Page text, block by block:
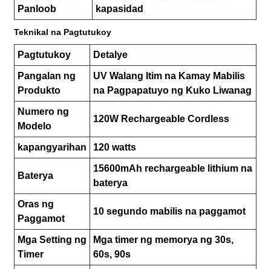
Panloob
kapasidad
Teknikal na Pagtutukoy
Pagtutukoy Detalye
Pangalan ng
Produkto
UV Walang Itim na Kamay Mabilis
na Pagpapatuyo ng Kuko Liwanag
Numero ng
Modelo
120W Rechargeable Cordless
kapangyarihan 120 watts
Baterya
15600mAh rechargeable lithium na
baterya
Oras ng
Paggamot
10 segundo mabilis na paggamot
Mga Setting ng
Timer
Mga timer ng memorya ng 30s,
60s, 90s